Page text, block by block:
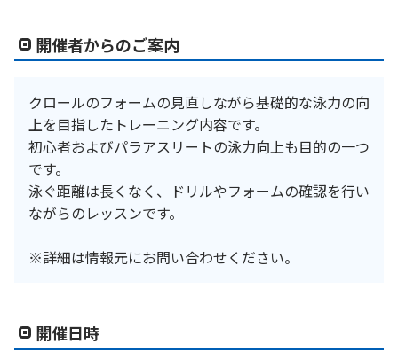
開催者からのご案内
クロールのフォームの見直しながら基礎的な泳力の向
上を目指したトレーニング内容です。
初心者およびパラアスリートの泳力向上も目的の一つ
です。
泳ぐ距離は長くなく、ドリルやフォームの確認を行い
ながらのレッスンです。
※詳細は情報元にお問い合わせください。
開催日時